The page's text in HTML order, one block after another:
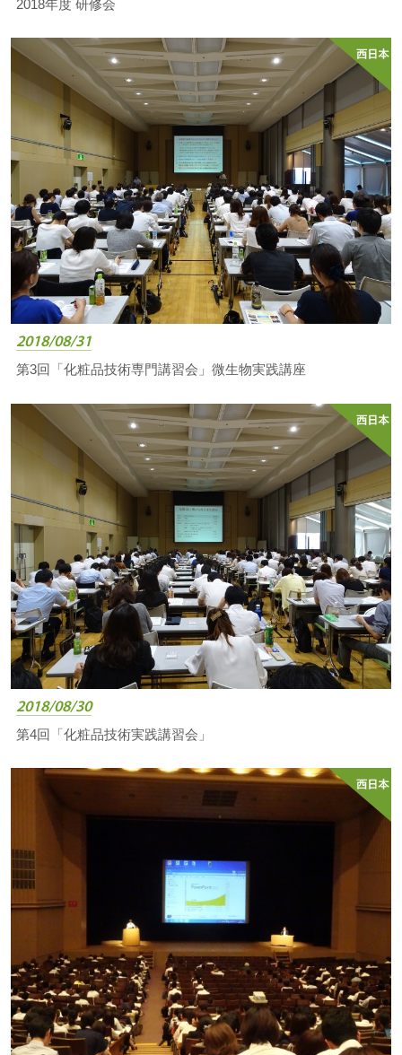
2018年度 研修会
2018/08/31
第3回「化粧品技術専門講習会」微生物実践講座
2018/08/30
第4回「化粧品技術実践講習会」